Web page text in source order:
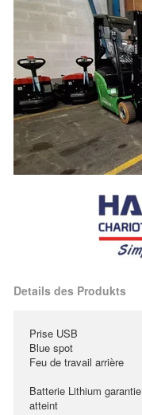
Details des Produkts
Prise USB
Blue spot
Feu de travail arrière
Batterie Lithium
atteint